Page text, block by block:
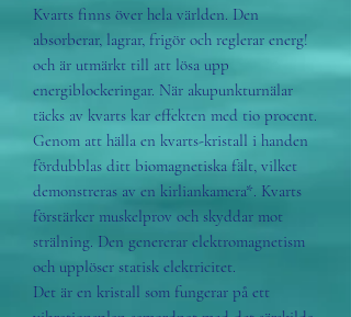
Kvarts finns över hela världen. Den
absorberar, lagrar, frigör och reglerar energ!
och är utmärkt till att lösa upp
energiblockeringar. När akupunkturnälar
täcks av kvarts kar effekten med tio procent.
Genom att hälla en kvarts-kristall i handen
fördubblas ditt biomagnetiska fält, vilket
demonstreras av en kirliankamera*. Kvarts
förstärker muskelprov och skyddar mot
strälning. Den genererar elektromagnetism
och upplöser statisk elektricitet.
Det är en kristall som fungerar på ett